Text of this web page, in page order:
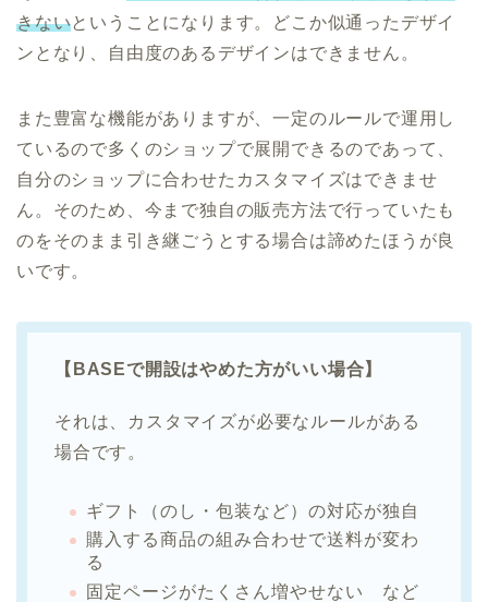
きないということになります。どこか似通ったデザイ
ンとなり、自由度のあるデザインはできません。
また豊富な機能がありますが、一定のルールで運用し
ているので多くのショップで展開できるのであって、
自分のショップに合わせたカスタマイズはできませ
ん。そのため、今まで独自の販売方法で行っていたも
のをそのまま引き継ごうとする場合は諦めたほうが良
いです。
【BASEで開設はやめた方がいい場合】
それは、カスタマイズが必要なルールがある
場合です。
ギフト（のし・包装など）の対応が独自
購入する商品の組み合わせで送料が変わ
る
固定ページがたくさん増やせない など